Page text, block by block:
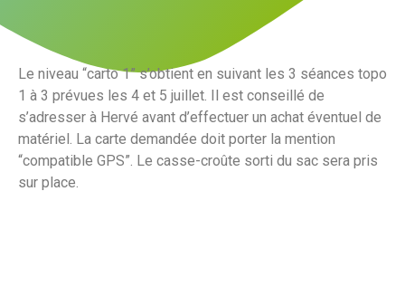
Le niveau “carto 1” s’obtient en suivant les 3 séances topo
1 à 3 prévues les 4 et 5 juillet. Il est conseillé de
s’adresser à Hervé avant d’effectuer un achat éventuel de
matériel. La carte demandée doit porter la mention
“compatible GPS”. Le casse-croûte sorti du sac sera pris
sur place.